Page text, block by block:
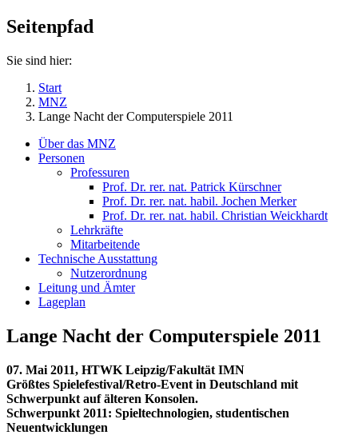
Seitenpfad
Sie sind hier:
Start
MNZ
Lange Nacht der Computerspiele 2011
Über das MNZ
Personen
Professuren
Prof. Dr. rer. nat. Patrick Kürschner
Prof. Dr. rer. nat. habil. Jochen Merker
Prof. Dr. rer. nat. habil. Christian Weickhardt
Lehrkräfte
Mitarbeitende
Technische Ausstattung
Nutzerordnung
Leitung und Ämter
Lageplan
Lange Nacht der Computerspiele 2011
07. Mai 2011, HTWK Leipzig/Fakultät IMN
Größtes Spielefestival/Retro-Event in Deutschland mit
Schwerpunkt auf älteren Konsolen.
Schwerpunkt 2011: Spieltechnologien, studentischen
Neuentwicklungen